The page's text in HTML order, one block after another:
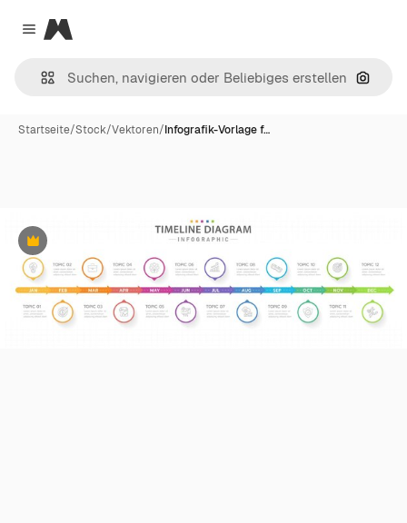
Close menu
Magnific
Nach
Startseite/Stock/Vektoren/Infografik-Vorlage f…
Premium